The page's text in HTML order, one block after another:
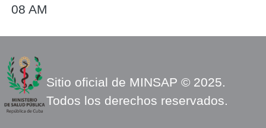
08 AM
Sitio oficial de MINSAP © 2025.
Todos los derechos reservados.